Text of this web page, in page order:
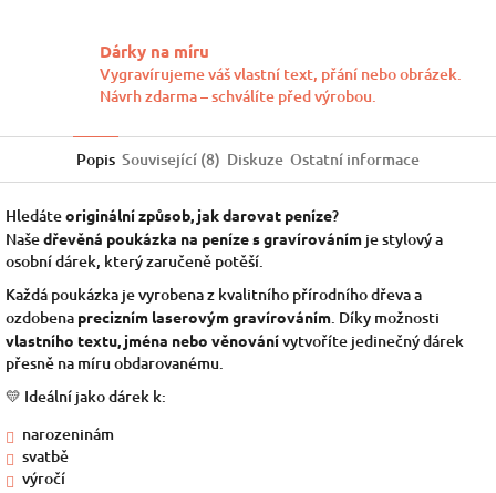
Dárky na míru
Vygravírujeme váš vlastní text, přání nebo obrázek.
Návrh zdarma – schválíte před výrobou.
Popis Související (8) Diskuze Ostatní informace
Hledáteoriginální způsob, jak darovat peníze?
Našedřevěná poukázka na peníze s gravírováním je stylový a
osobní dárek, který zaručeně potěší.
Každá poukázka je vyrobena z kvalitního přírodního dřeva a
ozdobena precizním laserovým gravírováním. Díky možnosti
vlastního textu, jména nebo věnovánívytvoříte jedinečný dárek
přesně na míru obdarovanému.
💛 Ideální jako dárek k:
narozeninám
svatbě
výročí